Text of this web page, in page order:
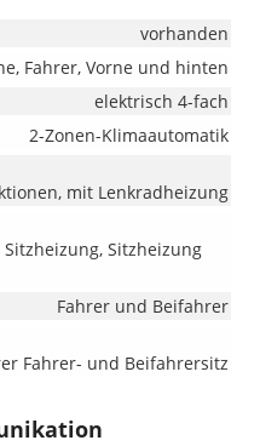
vorhanden
Fahrer, Vorne und hinten
elektrisch 4-fach
2-Zonen-Klimaautomatik
mit Lenkradheizung
Sitzheizung
Fahrer und Beifahrer
Fahrer- und Beifahrersitz